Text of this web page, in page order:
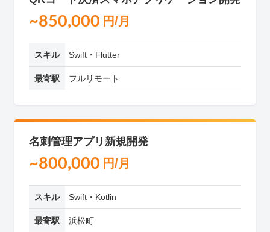
~850,000 円/月
スキル Swift・Flutter
最寄駅 フルリモート
名刺管理アプリ新規開発
~800,000 円/月
スキル Swift・Kotlin
最寄駅 浜松町